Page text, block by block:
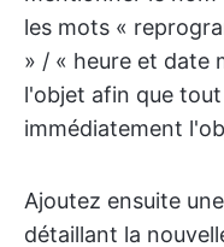
les mots «
» / « heure et date
l'objet afin que
immédiatement
Ajoutez ensuite
détaillant la